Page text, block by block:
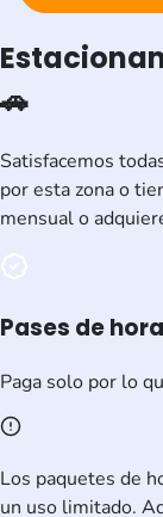
🚗
Satisfacemos
por esta zona o
mensual o
Pases de
Paga solo por lo
Los paquetes de
un uso limitado.